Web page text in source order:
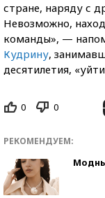
стране, наряду с
Невозможно,
команды», —
Кудрину,
десятилетия,
0 0
РЕКОМЕНДУЕМ: